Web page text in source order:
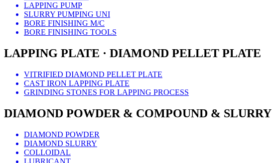
LAPPING PUMP
SLURRY PUMPING UNI
BORE FINISHING M/C
BORE FINISHING TOOLS
LAPPING PLATE · DIAMOND PELLET PLATE
VITRIFIED DIAMOND PELLET PLATE
CAST IRON LAPPING PLATE
GRINDING STONES FOR LAPPING PROCESS
DIAMOND POWDER & COMPOUND & SLURRY
DIAMOND POWDER
DIAMOND SLURRY
COLLOIDAL
LUBRICANT